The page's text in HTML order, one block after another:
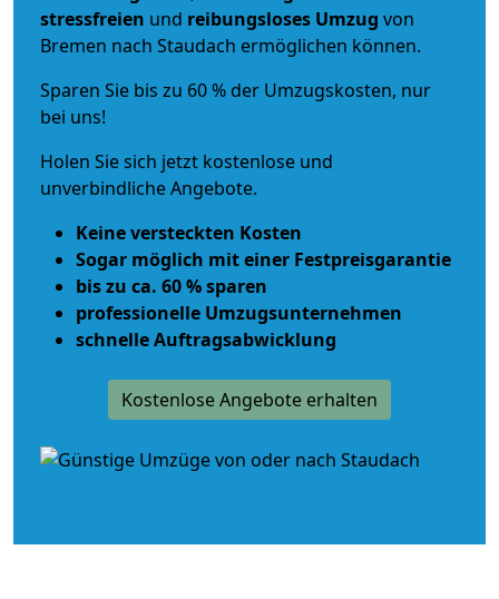
stressfreien und reibungsloses Umzug von
Bremen nach Staudach ermöglichen können.
Sparen Sie bis zu 60 % der Umzugskosten, nur
bei uns!
Holen Sie sich jetzt kostenlose und
unverbindliche Angebote.
Keine versteckten Kosten
Sogar möglich mit einer Festpreisgarantie
bis zu ca. 60 % sparen
professionelle Umzugsunternehmen
schnelle Auftragsabwicklung
Kostenlose Angebote erhalten